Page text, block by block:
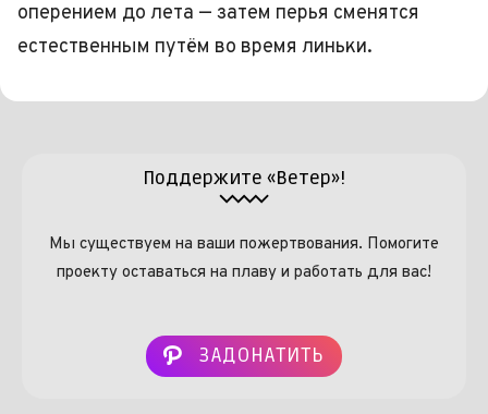
оперением до лета — затем перья сменятся
естественным путём во время линьки.
Поддержите «Ветер»!
Мы существуем на ваши пожертвования. Помогите
проекту оставаться на плаву и работать для вас!
ЗАДОНАТИТЬ